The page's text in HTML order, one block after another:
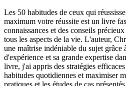
Les 50 habitudes de ceux qui
maximum votre réussite est un livre
connaissances et des conseils
tous les aspects de la vie. L'auteur,
une maîtrise indéniable du sujet grâce
d'expérience et sa grande expertise
livre, j'ai appris des stratégies
habitudes quotidiennes et maximiser
pratiques et les études de cas